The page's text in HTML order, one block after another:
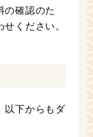
の確認のた
ください。
以下からもダ